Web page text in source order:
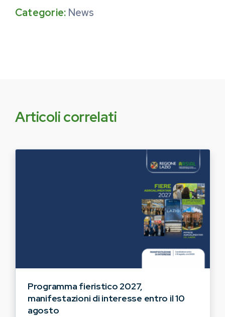
Categorie: News
Articoli correlati
Programma fieristico 2027,
manifestazioni di interesse entro il 10
agosto